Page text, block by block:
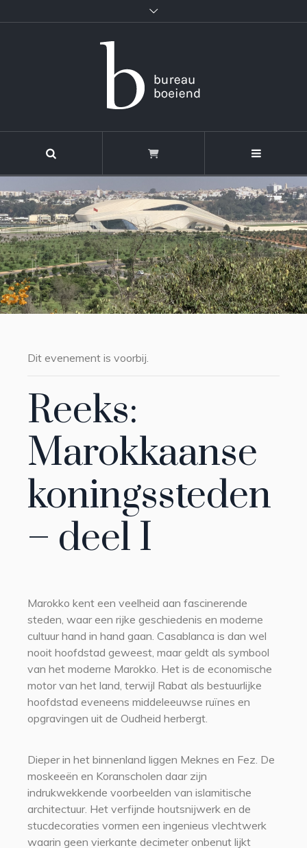
Dit evenement is voorbij.
Reeks:
Marokkaanse
koningssteden
– deel I
Marokko kent een veelheid aan fascinerende
steden, waar een rijke geschiedenis en moderne
cultuur hand in hand gaan. Casablanca is dan wel
nooit hoofdstad geweest, maar geldt als symbool
van het moderne Marokko. Het is de economische
motor van het land, terwijl Rabat als bestuurlijke
hoofdstad eveneens middeleeuwse ruïnes en
opgravingen uit de Oudheid herbergt.
Dieper in het binnenland liggen Meknes en Fez. De
moskeeën en Koranscholen daar zijn
indrukwekkende voorbeelden van islamitische
architectuur. Het verfijnde houtsnijwerk en de
stucdecoraties vormen een ingenieus vlechtwerk
waarin geen vierkante decimeter onbenut lijkt